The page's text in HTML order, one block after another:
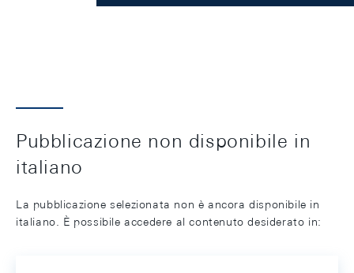
Pubblicazione non disponibile in
italiano
La pubblicazione selezionata non è ancora disponibile in
italiano. È possibile accedere al contenuto desiderato in: